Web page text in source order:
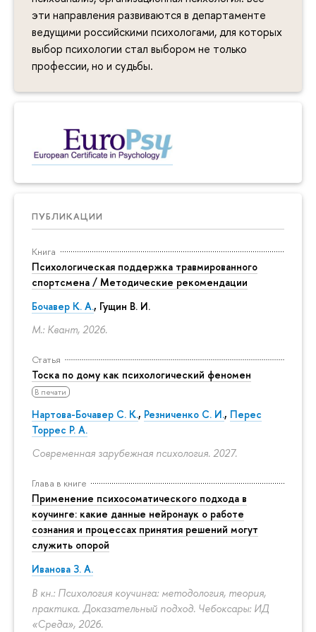
эти направления развиваются в департаменте
ведущими российскими психологами, для которых
выбор психологии стал выбором не только
профессии, но и судьбы.
ПУБЛИКАЦИИ
Книга
Психологическая поддержка травмированного
спортсмена / Методические рекомендации
Бочавер К. А., Гущин В. И.
М.: Квант, 2026.
Статья
Тоска по дому как психологический феномен
В печати
Нартова-Бочавер С. К., Резниченко С. И., Перес
Торрес Р. А.
Современная зарубежная психология. 2027.
Глава в книге
Применение психосоматического подхода в
коучинге: какие данные нейронаук о работе
сознания и процессах принятия решений могут
служить опорой
Иванова З. А.
В кн.: Психология коучинга: методология, теория,
практика. Доказательный подход. Чебоксары: ИД
«Среда», 2026.